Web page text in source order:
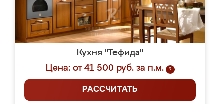
Кухня "Тефида"
Цена: от 41 500 руб. за п.м.
?
РАССЧИТАТЬ